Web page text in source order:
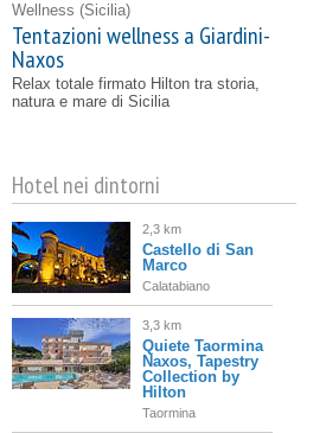
Wellness (Sicilia)
Tentazioni wellness a Giardini-
Naxos
Relax totale firmato Hilton tra storia,
natura e mare di Sicilia
Hotel nei dintorni
2,3 km
Castello di San
Marco
Calatabiano
3,3 km
Quiete Taormina
Naxos, Tapestry
Collection by
Hilton
Taormina